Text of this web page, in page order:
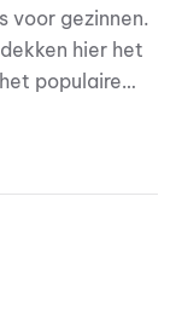
voor gezinnen.
hier het
populaire
speelt